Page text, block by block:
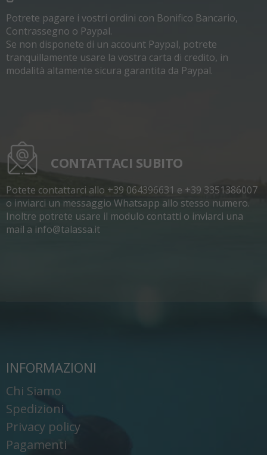
Potrete pagare i vostri ordini con Bonifico Bancario,
Contrassegno o Paypal.
Se non disponete di un account Paypal, potrete
tranquillamente usare la vostra carta di credito, in
modalità altamente sicura garantita da Paypal.
CONTATTACI SUBITO
Potete contattarci allo +39 064396631 e +39 3351386007
o inviarci un messaggio Whatsapp allo stesso numero.
Inoltre potrete usare il modulo contatti o inviarci una
mail a info@talassa.it
INFORMAZIONI
Chi Siamo
Spedizioni
Privacy policy
Pagamenti